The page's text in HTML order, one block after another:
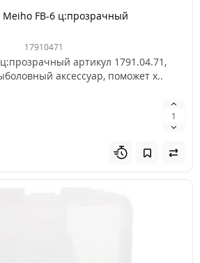
Meiho FB-6 ц:прозрачный
17910471
артикул 1791.04.71,
аксессуар, поможет х..